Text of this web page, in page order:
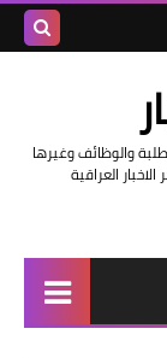
والوظائف وغيرها
العراقية